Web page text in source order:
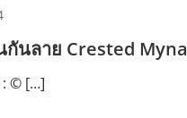
กันลาย Crested Myna
: © […]